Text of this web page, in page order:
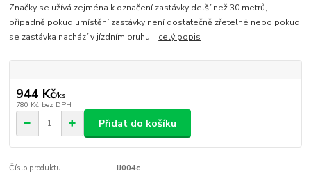
Značky se užívá zejména k označení zastávky delší než 30 metrů,
případně pokud umístění zastávky není dostatečně zřetelné nebo pokud
se zastávka nachází v jízdním pruhu... celý popis
944 Kč/ks
780 Kč bez DPH
Přidat do košíku
Číslo produktu: IJ004c